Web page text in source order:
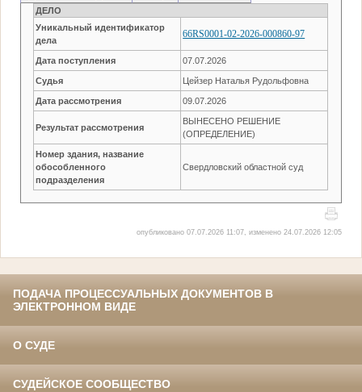
ДЕЛО
Уникальный идентификатор
дела
66RS0001-02-2026-000860-97
Дата поступления 07.07.2026
Судья Цейзер Наталья Рудольфовна
Дата рассмотрения 09.07.2026
Результат рассмотрения
ВЫНЕСЕНО РЕШЕНИЕ
(ОПРЕДЕЛЕНИЕ)
Номер здания, название
обособленного
подразделения
Свердловский областной суд
опубликовано 07.07.2026 11:07, изменено 24.07.2026 12:05
ПОДАЧА ПРОЦЕССУАЛЬНЫХ ДОКУМЕНТОВ В
ЭЛЕКТРОННОМ ВИДЕ
О СУДЕ
СУДЕЙСКОЕ СООБЩЕСТВО